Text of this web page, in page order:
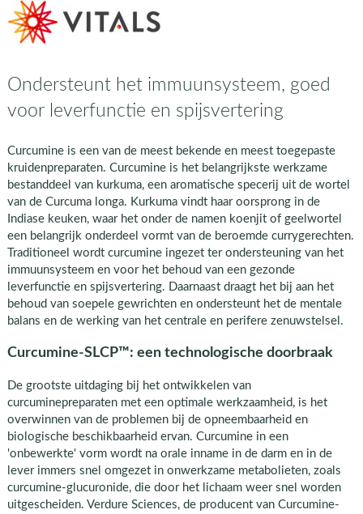
Ondersteunt het immuunsysteem, goed
voor leverfunctie en spijsvertering
Curcumine is een van de meest bekende en meest toegepaste
kruidenpreparaten. Curcumine is het belangrijkste werkzame
bestanddeel van kurkuma, een aromatische specerij uit de wortel
van de Curcuma longa. Kurkuma vindt haar oorsprong in de
Indiase keuken, waar het onder de namen koenjit of geelwortel
een belangrijk onderdeel vormt van de beroemde currygerechten.
Traditioneel wordt curcumine ingezet ter ondersteuning van het
immuunsysteem en voor het behoud van een gezonde
leverfunctie en spijsvertering. Daarnaast draagt het bij aan het
behoud van soepele gewrichten en ondersteunt het de mentale
balans en de werking van het centrale en perifere zenuwstelsel.
Curcumine-SLCP™: een technologische doorbraak
De grootste uitdaging bij het ontwikkelen van
curcuminepreparaten met een optimale werkzaamheid, is het
overwinnen van de problemen bij de opneembaarheid en
biologische beschikbaarheid ervan. Curcumine in een
'onbewerkte' vorm wordt na orale inname in de darm en in de
lever immers snel omgezet in onwerkzame metabolieten, zoals
curcumine-glucuronide, die door het lichaam weer snel worden
uitgescheiden. Verdure Sciences, de producent van Curcumine-